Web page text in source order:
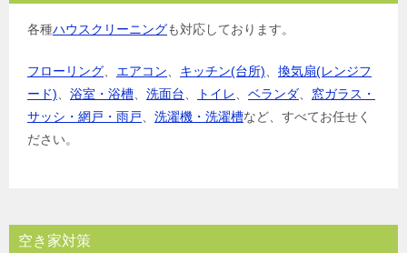
各種ハウスクリーニングも対応しております。
フローリング エアコン キッチン(台所)
換気扇(レンジフ
ード)
浴室・浴槽 洗面台 トイレ ベランダ
窓ガラス・
サッシ・網戸・雨戸
洗濯機・洗濯槽など、すべてお任せく
ださい。
空き家対策